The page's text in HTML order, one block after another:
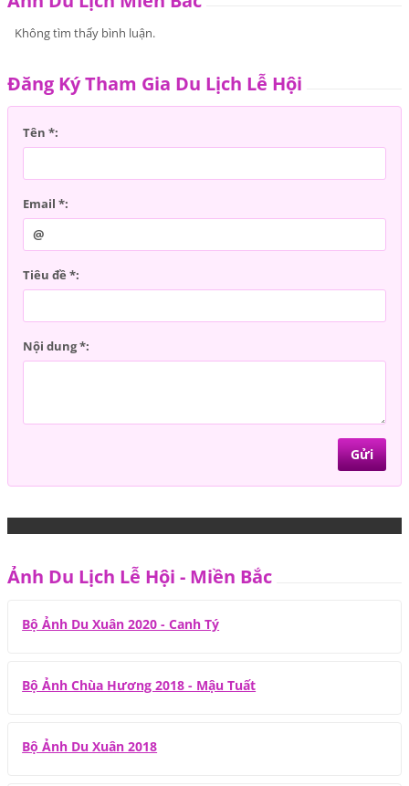
Không tìm thấy bình luận.
Đăng Ký Tham Gia Du Lịch Lễ Hội
Tên *:
Email *:
Tiêu đề *:
Nội dung *:
Ảnh Du Lịch Lễ Hội - Miền Bắc
Bộ Ảnh Du Xuân 2020 - Canh Tý
Bộ Ảnh Chùa Hương 2018 - Mậu Tuất
Bộ Ảnh Du Xuân 2018